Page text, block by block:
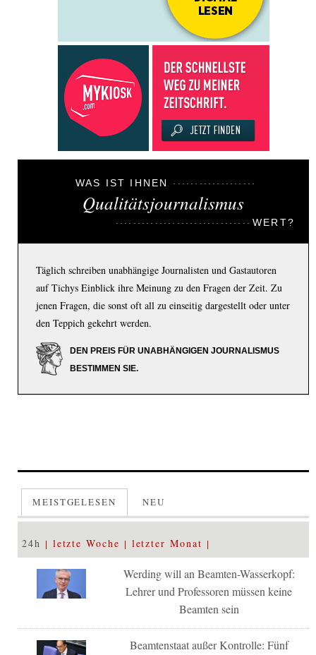
WAS IST IHNEN
Qualitätsjournalismus
WERT?
Täglich schreiben unabhängige Journalisten und Gastautoren
auf Tichys Einblick ihre Meinung zu den Fragen der Zeit. Zu
jenen Fragen, die sonst oft all zu einseitig dargestellt oder unter
den Teppich gekehrt werden.
DEN PREIS FÜR UNABHÄNGIGEN JOURNALISMUS
BESTIMMEN SIE.
MEISTGELESEN NEU
24h letzte Woche letzter Monat
Werding will an Beamten-Wasserkopf:
Lehrer und Professoren müssen keine
Beamten sein
Beamtenstaat außer Kontrolle: Fünf